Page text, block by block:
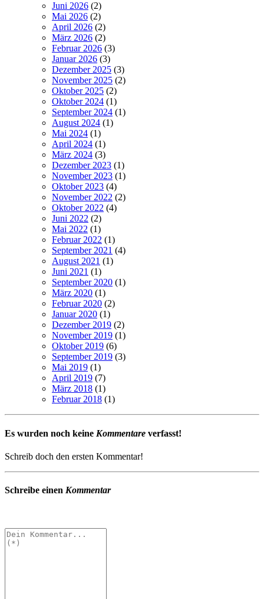
Juni 2026 (2)
Mai 2026 (2)
April 2026 (2)
März 2026 (2)
Februar 2026 (3)
Januar 2026 (3)
Dezember 2025 (3)
November 2025 (2)
Oktober 2025 (2)
Oktober 2024 (1)
September 2024 (1)
August 2024 (1)
Mai 2024 (1)
April 2024 (1)
März 2024 (3)
Dezember 2023 (1)
November 2023 (1)
Oktober 2023 (4)
November 2022 (2)
Oktober 2022 (4)
Juni 2022 (2)
Mai 2022 (1)
Februar 2022 (1)
September 2021 (4)
August 2021 (1)
Juni 2021 (1)
September 2020 (1)
März 2020 (1)
Februar 2020 (2)
Januar 2020 (1)
Dezember 2019 (2)
November 2019 (1)
Oktober 2019 (6)
September 2019 (3)
Mai 2019 (1)
April 2019 (7)
März 2018 (1)
Februar 2018 (1)
Es wurden noch keine Kommentare verfasst!
Schreib doch den ersten Kommentar!
Schreibe einen Kommentar